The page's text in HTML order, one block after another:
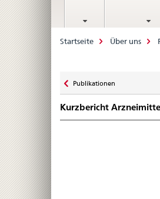
Breadcrumb
Startseite Über uns
zu
Publikationen
Kurzbericht